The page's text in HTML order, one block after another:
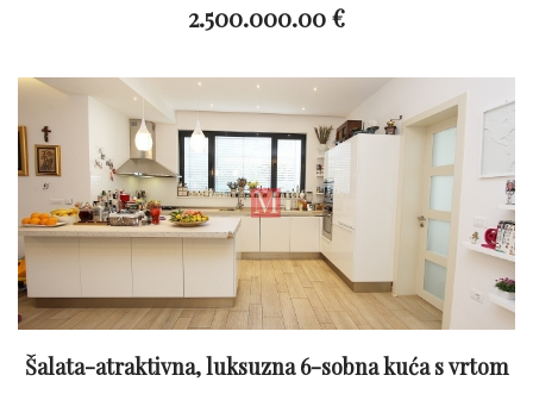
2.500.000.00 €
Šalata-atraktivna, luksuzna 6-sobna kuća s vrtom